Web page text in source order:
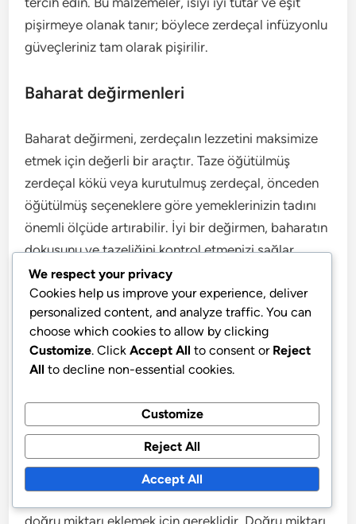
pişirmeye olanak tanır; böylece zerdeçal infüzyonlu
güveçleriniz tam olarak pişirilir.
Baharat değirmenleri
Baharat değirmeni, zerdeçalın lezzetini maksimize
etmek için değerli bir araçtır. Taze öğütülmüş
zerdeçal kökü veya kurutulmuş zerdeçal, önceden
öğütülmüş seçeneklere göre yemeklerinizin tadını
önemli ölçüde artırabilir. İyi bir değirmen, baharatın
dokusunu ve tazeliğini kontrol etmenizi sağlar.
Baharat değirmeni kullanırken, aşırı öğütmeyi
önlemek için küçük miktarlarla başlayın. İnce bir toz
elde etmeyi hedefleyin; bu, tariflerinize sorunsuz bir
şekilde karışır. Bu küçük yatırım, mutfak
yükseltebilir.
Ölçü kaşıkları
We respect your privacy
Cookies help us improve your experience, deliver
personalized content, and analyze traffic. You can
choose which cookies to allow by clicking
Customize. Click Accept All to consent or Reject
All to decline non-essential cookies.
Customize
Reject All
Accept All